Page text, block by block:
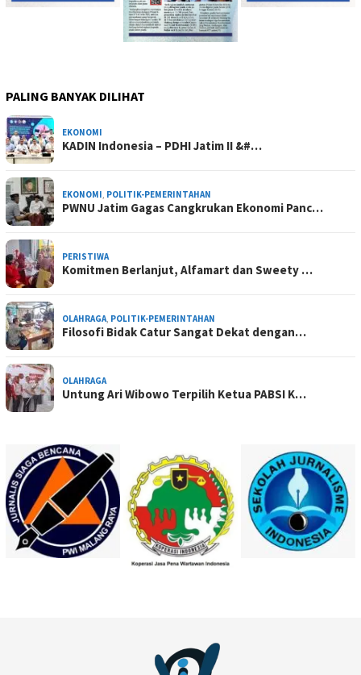
PALING BANYAK DILIHAT
EKONOMI
KADIN Indonesia – PDHI Jatim II &#…
EKONOMI, POLITIK-PEMERINTAHAN
PWNU Jatim Gagas Cangkrukan Ekonomi Panc…
PERISTIWA
Komitmen Berlanjut, Alfamart dan Sweety …
OLAHRAGA, POLITIK-PEMERINTAHAN
Filosofi Bidak Catur Sangat Dekat dengan…
OLAHRAGA
Untung Ari Wibowo Terpilih Ketua PABSI K…